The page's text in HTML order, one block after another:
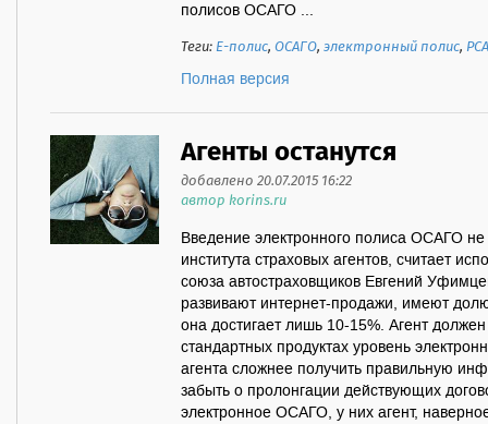
полисов ОСАГО ...
Теги:Е-полис,ОСАГО,электронный полис, РСА
Полная версия
Агенты останутся
добавлено 20.07.2015 16:22
автор korins.ru
Введение электронного полиса ОСАГО
института страховых агентов, считает
союза автостраховщиков Евгений
развивают интернет-продажи, имеют
она достигает лишь 10-15%. Агент
стандартных продуктах уровень
агента сложнее получить правильную
забыть о пролонгации действующих
электронное ОСАГО, у них агент,